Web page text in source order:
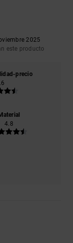
2025
este producto
precio
4.8